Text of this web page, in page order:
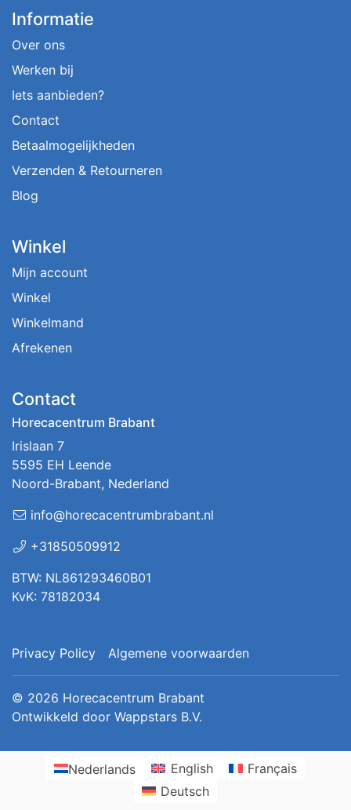
Informatie
Over ons
Werken bij
Iets aanbieden?
Contact
Betaalmogelijkheden
Verzenden & Retourneren
Blog
Winkel
Mijn account
Winkel
Winkelmand
Afrekenen
Contact
Horecacentrum Brabant
Irislaan 7
5595 EH Leende
Noord-Brabant, Nederland
info@horecacentrumbrabant.nl
+31850509912
BTW: NL861293460B01
KvK: 78182034
Privacy Policy Algemene voorwaarden
© 2026 Horecacentrum Brabant
Ontwikkeld door Wappstars B.V.
Nederlands English
Français
Deutsch